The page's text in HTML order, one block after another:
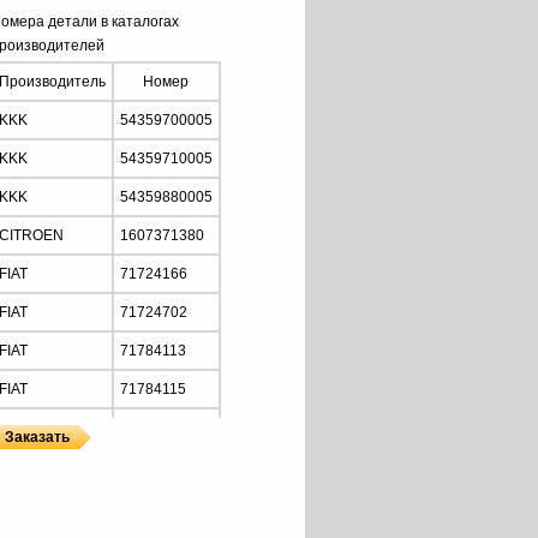
детали в каталогах
Производитель Номер
KKK 54359700005
KKK 54359710005
KKK 54359880005
CITROEN 1607371380
FIAT 71724166
FIAT 71724702
FIAT 71784113
FIAT 71784115